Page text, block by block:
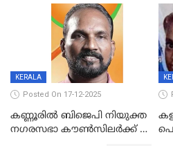
KERALA
Posted On 17-12-2025
കണ്ണൂരിൽ ബിജെപി നിയുക്ത
നഗരസഭാ കൗൺസിലർക്ക് 36